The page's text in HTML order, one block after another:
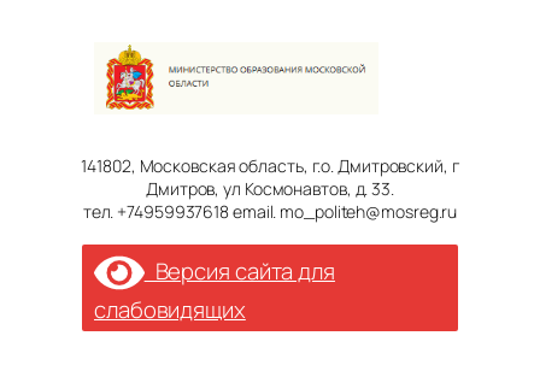
141802, Московская область, г.о. Дмитровский, г
Дмитров, ул Космонавтов, д. 33.
тел. +74959937618 email. mo_politeh@mosreg.ru
Версия сайта для
слабовидящих